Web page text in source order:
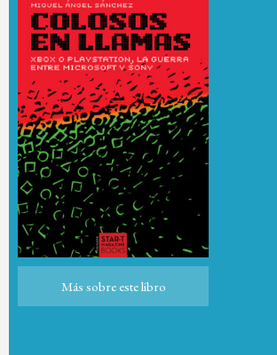
Más sobre este libro